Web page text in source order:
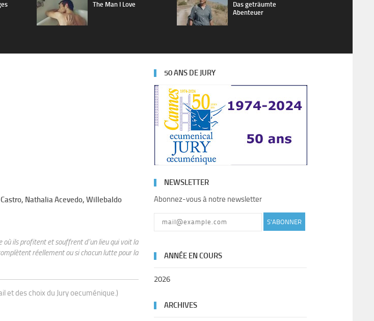
The Man I Love
Das geträumte
Abenteuer
Nathalia Acevedo, Willebaldo
ils profitent et souffrent d’un lieu qui voit la
réellement ou si chacun lutte pour la
et des choix du Jury oecuménique.)
50 ANS DE JURY
NEWSLETTER
Abonnez-vous à notre newsletter
S'ABONNER
ANNÉE EN COURS
2026
ARCHIVES